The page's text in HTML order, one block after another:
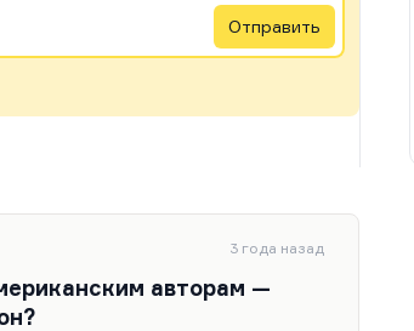
Отправить
3 года назад
авторам —